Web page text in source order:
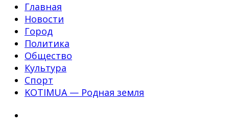
Главная
Новости
Город
Политика
Общество
Культура
Спорт
KOTIMUA — Родная земля